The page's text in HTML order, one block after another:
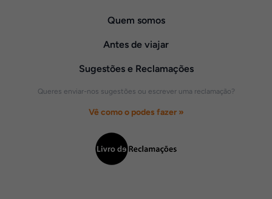
Quem somos
Antes de viajar
Sugestões e Reclamações
Queres enviar-nos sugestões ou escrever uma reclamação?
Vê como o podes fazer »